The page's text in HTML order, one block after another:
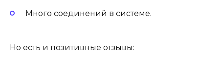
Много соединений в системе.
Но есть и позитивные отзывы: